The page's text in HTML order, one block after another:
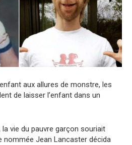
aux allures de monstre, les
de laisser l’enfant dans un
vie du pauvre garçon souriait
nommée Jean Lancaster décida